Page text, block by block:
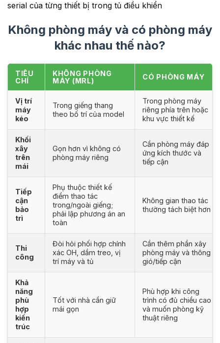
serial của từng thiết bị trong tủ điều khiển
Không phòng máy và có phòng máy
khác nhau thế nào?
TIÊU
CHÍ
KHÔNG PHÒNG
MÁY (MRL)
CÓ PHÒNG MÁY
Vị trí
máy
kéo
Trong giếng thang
theo bố trí của model
Trong phòng máy
riêng phía trên hoặc
khu vực thiết kế
Khối
xây
trên
mái
Gọn hơn vì không có
phòng máy riêng
Cần phòng máy đáp
ứng kích thước và
tiếp cận
Tiếp
cận
bảo
trì
Phụ thuộc thiết kế
điểm thao tác
trong/ngoài giếng;
phải lập phương án an
toàn
Không gian thao tác
thường tách biệt hơn
Thi
công
Đòi hỏi phối hợp chính
xác OH, dầm treo, vị
trí máy và tủ
Cần thêm phần xây
phòng máy và thông
gió/tiếp cận
Khả
năng
phù
hợp
kiến
trúc
Tốt với nhà cần giữ
mái gọn
Phù hợp khi công
trình có đủ chiều cao
và muốn phòng kỹ
thuật riêng